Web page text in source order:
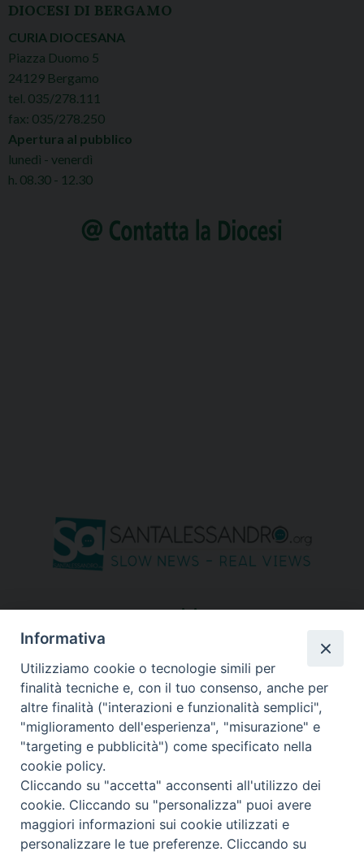
DIOCESI DI BERGAMO
CURIA DIOCESANA
Piazza Duomo 5
24129 Bergamo
tel. 035/278.111
fax: 035/278.250
Apertura al pubblico
lunedì - venerdì
h. 08.30 - 12.30
seguici su
Informativa
Utilizziamo cookie o tecnologie simili per
finalità tecniche e, con il tuo consenso, anche per
altre finalità ("interazioni e funzionalità semplici",
"miglioramento dell'esperienza", "misurazione" e
"targeting e pubblicità") come specificato nella
cookie policy.
Cliccando su "accetta" acconsenti all'utilizzo dei
cookie. Cliccando su "personalizza" puoi avere
maggiori informazioni sui cookie utilizzati e
personalizzare le tue preferenze. Cliccando su